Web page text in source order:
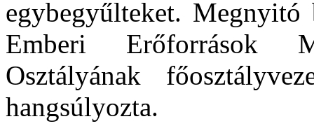
egybegyűlteket. Megnyitó
Emberi Erőforrások
Osztályának
hangsúlyozta.